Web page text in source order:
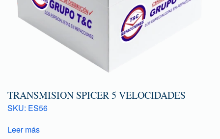
TRANSMISION SPICER 5 VELOCIDADES
SKU: ES56
Leer más